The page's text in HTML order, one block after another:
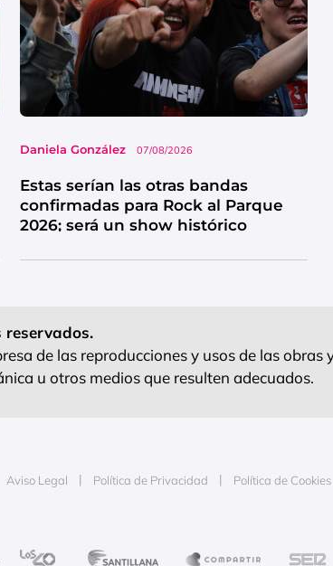
Daniela González 07/08/2026
Estas serían las otras bandas
confirmadas para Rock al Parque
2026; será un show histórico
reservados.
de las reproducciones y usos de las obras
u otros medios que resulten adecuados.
Aviso Legal Política de Privacidad Política de Cookies